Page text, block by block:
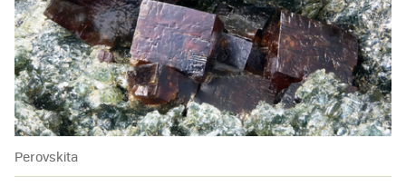
Perovskita